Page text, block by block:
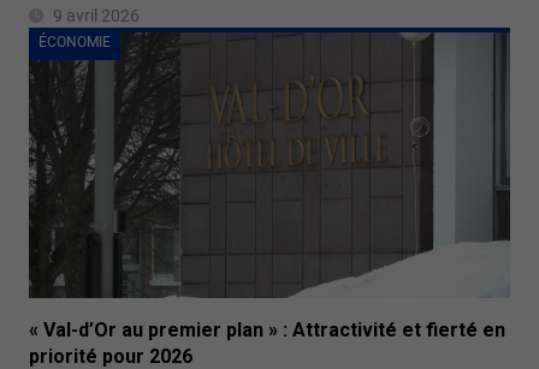
9 avril 2026
ÉCONOMIE
« Val-d’Or au premier plan » : Attractivité et fierté en
priorité pour 2026